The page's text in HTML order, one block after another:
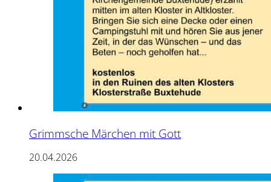
Grimmsche Märchen mit Gott
20.04.2026